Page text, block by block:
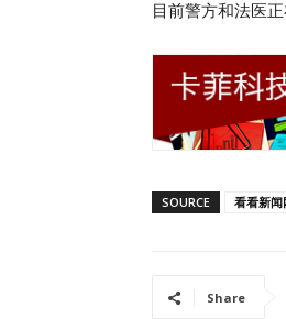
目前警方和法医
SOURCE 看看新闻
Share